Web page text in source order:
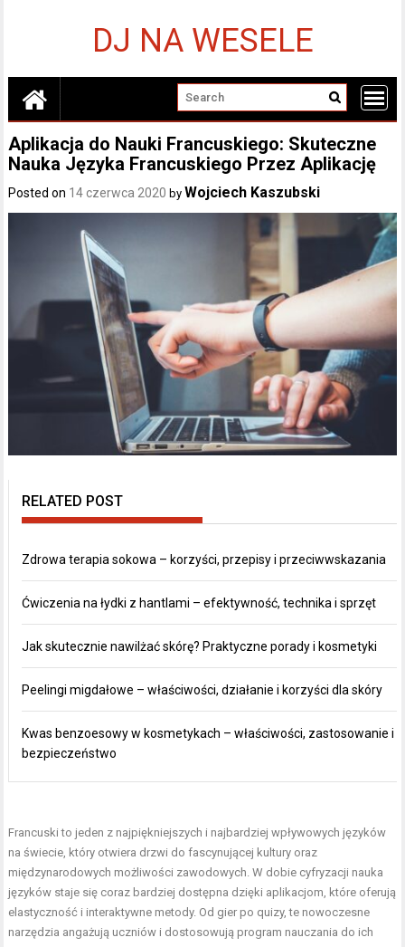
DJ NA WESELE
Aplikacja do Nauki Francuskiego: Skuteczne
Nauka Języka Francuskiego Przez Aplikację
Posted on 14 czerwca 2020 by Wojciech Kaszubski
RELATED POST
Zdrowa terapia sokowa – korzyści, przepisy i przeciwwskazania
Ćwiczenia na łydki z hantlami – efektywność, technika i sprzęt
Jak skutecznie nawilżać skórę? Praktyczne porady i kosmetyki
Peelingi migdałowe – właściwości, działanie i korzyści dla skóry
Kwas benzoesowy w kosmetykach – właściwości, zastosowanie i
bezpieczeństwo
Francuski to jeden z najpiękniejszych i najbardziej wpływowych języków
na świecie, który otwiera drzwi do fascynującej kultury oraz
międzynarodowych możliwości zawodowych. W dobie cyfryzacji nauka
języków staje się coraz bardziej dostępna dzięki aplikacjom, które oferują
elastyczność i interaktywne metody. Od gier po quizy, te nowoczesne
narzędzia angażują uczniów i dostosowują program nauczania do ich